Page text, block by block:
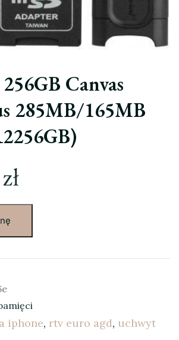
Canvas
285MB/165MB
zł
iphone, rtv euro agd, uchwyt